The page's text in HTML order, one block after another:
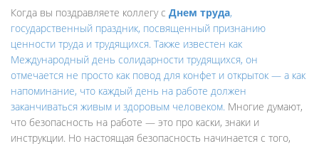
Когда вы поздравляете коллегу с Днем труда,
государственный праздник, посвященный признанию
ценности труда и трудящихся. Также известен как
Международный день солидарности трудящихся, он
отмечается не просто как повод для конфет и открыток — а как
напоминание, что каждый день на работе должен
заканчиваться живым и здоровым человеком. Многие думают,
что безопасность на работе — это про каски, знаки и
инструкции. Но настоящая безопасность начинается с того,